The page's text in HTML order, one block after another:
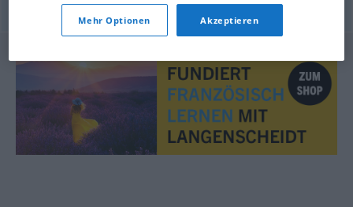
© OpenThesaurus.de
Mehr Optionen Akzeptieren